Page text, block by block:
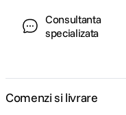
Consultanta
specializata
Comenzi si livrare